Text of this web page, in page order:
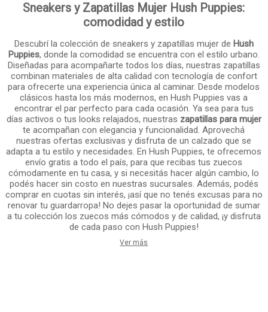
Sneakers y Zapatillas Mujer Hush Puppies:
comodidad y estilo
Descubrí la colección de sneakers y zapatillas mujer de Hush
Puppies, donde la comodidad se encuentra con el estilo urbano.
Diseñadas para acompañarte todos los días, nuestras zapatillas
combinan materiales de alta calidad con tecnología de confort
para ofrecerte una experiencia única al caminar. Desde modelos
clásicos hasta los más modernos, en Hush Puppies vas a
encontrar el par perfecto para cada ocasión. Ya sea para tus
días activos o tus looks relajados, nuestras zapatillas para mujer
te acompañan con elegancia y funcionalidad. Aprovechá
nuestras ofertas exclusivas y disfruta de un calzado que se
adapta a tu estilo y necesidades. En Hush Puppies, te ofrecemos
envío gratis a todo el país, para que recibas tus zuecos
cómodamente en tu casa, y si necesitás hacer algún cambio, lo
podés hacer sin costo en nuestras sucursales. Además, podés
comprar en cuotas sin interés, ¡así que no tenés excusas para no
renovar tu guardarropa! No dejes pasar la oportunidad de sumar
a tu colección los zuecos más cómodos y de calidad, ¡y disfruta
de cada paso con Hush Puppies!
Ver más